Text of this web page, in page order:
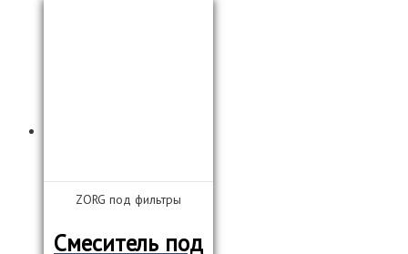
ZORG под фильтры
Смеситель под